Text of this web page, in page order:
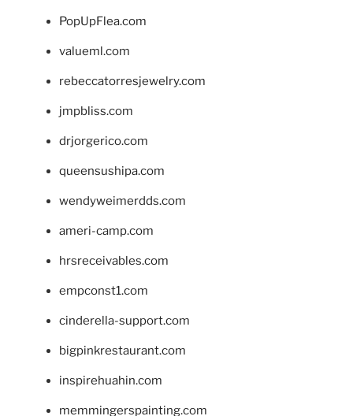
PopUpFlea.com
valueml.com
rebeccatorresjewelry.com
jmpbliss.com
drjorgerico.com
queensushipa.com
wendyweimerdds.com
ameri-camp.com
hrsreceivables.com
empconst1.com
cinderella-support.com
bigpinkrestaurant.com
inspirehuahin.com
memmingerspainting.com